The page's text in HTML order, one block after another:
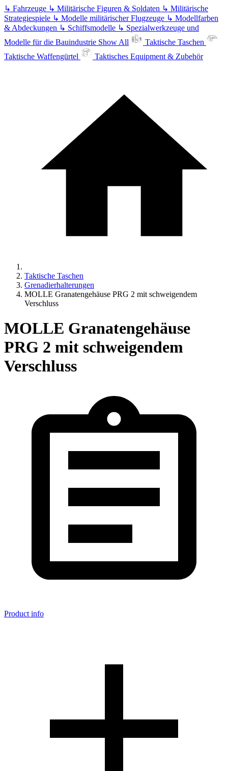
↳ Fahrzeuge ↳ Militärische Figuren & Soldaten ↳ Militärische
Strategiespiele ↳ Modelle militärischer Flugzeuge ↳ Modellfarben
& Abdeckungen ↳ Schiffsmodelle ↳ Spezialwerkzeuge und
Modelle für die Bauindustrie Show All
Taktische Taschen
Taktische Waffengürtel
Taktisches Equipment & Zubehör
Taktische Taschen
Grenadierhalterungen
MOLLE Granatengehäuse PRG 2 mit schweigendem
Verschluss
MOLLE Granatengehäuse
PRG 2 mit schweigendem
Verschluss
Product info